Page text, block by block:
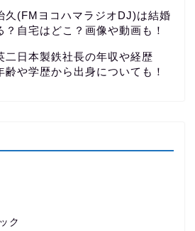
久(FMヨコハマラジオDJ)は結婚
？自宅はどこ？画像や動画も！
二日本製鉄社長の年収や経歴
齢や学歴から出身についても！
ク